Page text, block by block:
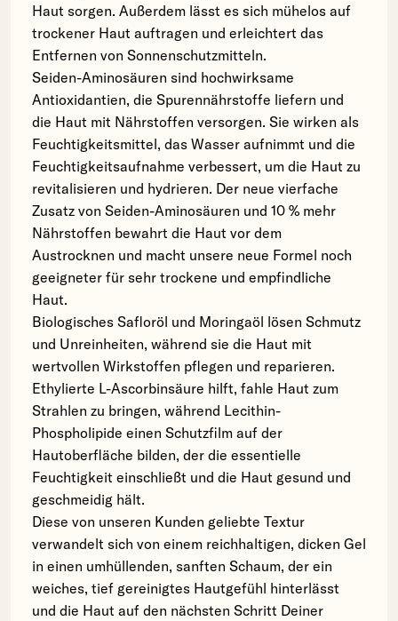
Haut sorgen. Außerdem lässt es sich mühelos auf
trockener Haut auftragen und erleichtert das
Entfernen von Sonnenschutzmitteln.
Seiden-Aminosäuren sind hochwirksame
Antioxidantien, die Spurennährstoffe liefern und
die Haut mit Nährstoffen versorgen. Sie wirken als
Feuchtigkeitsmittel, das Wasser aufnimmt und die
Feuchtigkeitsaufnahme verbessert, um die Haut zu
revitalisieren und hydrieren. Der neue vierfache
Zusatz von Seiden-Aminosäuren und 10 % mehr
Nährstoffen bewahrt die Haut vor dem
Austrocknen und macht unsere neue Formel noch
geeigneter für sehr trockene und empfindliche
Haut.
Biologisches Safloröl und Moringaöl lösen Schmutz
und Unreinheiten, während sie die Haut mit
wertvollen Wirkstoffen pflegen und reparieren.
Ethylierte L-Ascorbinsäure hilft, fahle Haut zum
Strahlen zu bringen, während Lecithin-
Phospholipide einen Schutzfilm auf der
Hautoberfläche bilden, der die essentielle
Feuchtigkeit einschließt und die Haut gesund und
geschmeidig hält.
Diese von unseren Kunden geliebte Textur
verwandelt sich von einem reichhaltigen, dicken Gel
in einen umhüllenden, sanften Schaum, der ein
weiches, tief gereinigtes Hautgefühl hinterlässt
und die Haut auf den nächsten Schritt Deiner